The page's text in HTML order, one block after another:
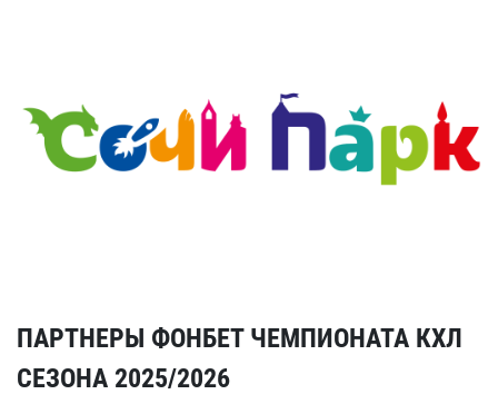
ПАРТНЕРЫ ФОНБЕТ ЧЕМПИОНАТА КХЛ
СЕЗОНА 2025/2026